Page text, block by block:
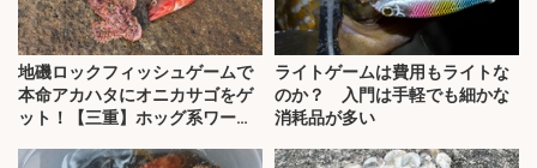
地磯ロックフィッシュゲームで
本命アカハタにオニカサゴをゲ
ット！【三重】ホッグ系ワーム
ライトゲームは費用もライトな
のか？ 入門は手軽でも細かな
消耗品が多い